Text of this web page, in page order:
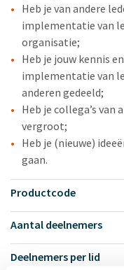
Heb je van andere
implementatie van
organisatie;
Heb je jouw kennis
implementatie van
anderen gedeeld;
Heb je collega’s
vergroot;
Heb je (nieuwe)
gaan.
Productcode
Aantal deelnemers
Deelnemers per lid